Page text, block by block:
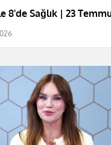
8'de Sağlık | 23